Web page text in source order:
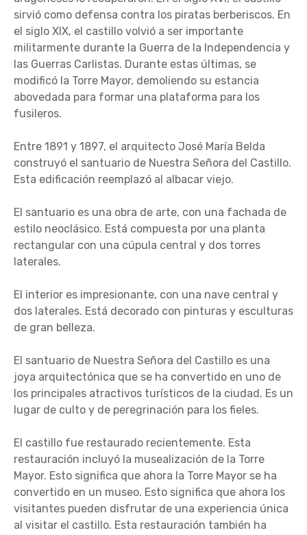
sirvió como defensa contra los piratas berberiscos. En
el siglo XIX, el castillo volvió a ser importante
militarmente durante la Guerra de la Independencia y
las Guerras Carlistas. Durante estas últimas, se
modificó la Torre Mayor, demoliendo su estancia
abovedada para formar una plataforma para los
fusileros.
Entre 1891 y 1897, el arquitecto José María Belda
construyó el santuario de Nuestra Señora del Castillo.
Esta edificación reemplazó al albacar viejo.
El santuario es una obra de arte, con una fachada de
estilo neoclásico. Está compuesta por una planta
rectangular con una cúpula central y dos torres
laterales.
El interior es impresionante, con una nave central y
dos laterales. Está decorado con pinturas y esculturas
de gran belleza.
El santuario de Nuestra Señora del Castillo es una
joya arquitectónica que se ha convertido en uno de
los principales atractivos turísticos de la ciudad. Es un
lugar de culto y de peregrinación para los fieles.
El castillo fue restaurado recientemente. Esta
restauración incluyó la musealización de la Torre
Mayor. Esto significa que ahora la Torre Mayor se ha
convertido en un museo. Esto significa que ahora los
visitantes pueden disfrutar de una experiencia única
al visitar el castillo. Esta restauración también ha